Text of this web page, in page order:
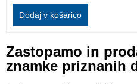
Dodaj v košarico
Zastopamo in
znamke priznanih